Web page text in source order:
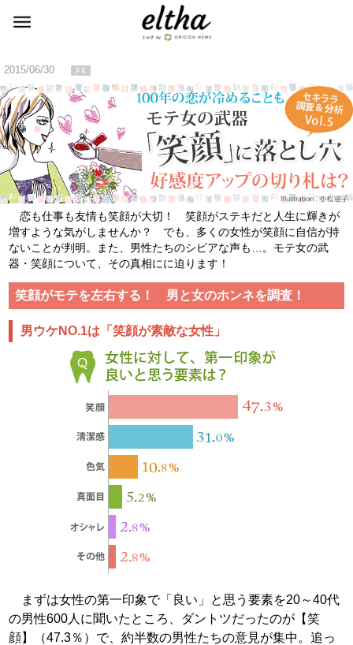
2015/06/30
恋も仕事も友情も笑顔が大切！ 笑顔がステキだと人生に輝きが
増すような気がしませんか？ でも、多くの女性が笑顔に自信が持
ないことが判明。また、男性たちのシビアな声も…。モテ女の武
器・笑顔について、その真相にに迫ります！
笑顔がモテを左右する！ 男と女のホンネを調査！
男ウケNO.1は「笑顔が素敵な女性」
まずは女性の第一印象で「良い」と思う要素を20～40代
の男性600人に聞いたところ、ダントツだったのが【笑
顔】（47.3％）で、約半数の男性たちの意見が集中。追っ